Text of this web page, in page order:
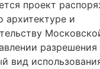
проект
архитектуре и
разрешения
вид